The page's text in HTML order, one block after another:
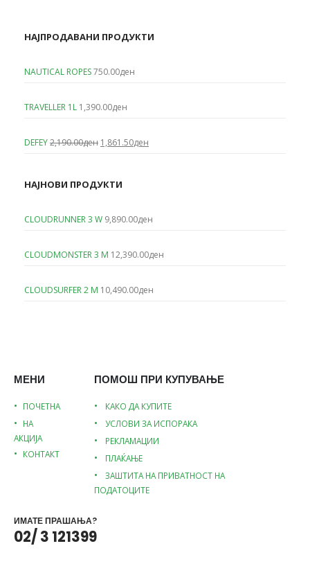
НАЈПРОДАВАНИ ПРОДУКТИ
NAUTICAL ROPES750.00ден
TRAVELLER 1L 1,390.00ден
DEFEY2,190.00ден Original
2,190.00ден.
1,861.50ден
НАЈНОВИ ПРОДУКТИ
CLOUDRUNNER 3 W 9,890.00ден
CLOUDMONSTER 3 M 12,390.00ден
CLOUDSURFER 2 M 10,490.00ден
МЕНИ
ПОЧЕТНА
НА
АКЦИЈА
КОНТАКТ
ПОМОШ ПРИ КУПУВАЊЕ
КАКО ДА КУПИТЕ
УСЛОВИ ЗА ИСПОРАКА
РЕКЛАМАЦИИ
ПЛАЌАЊЕ
ЗАШТИТА НА ПРИВАТНОСТ НА
ПОДАТОЦИТЕ
ИМАТЕ ПРАШАЊА?
02/ 3 121399